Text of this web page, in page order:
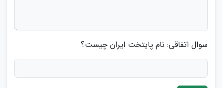
سوال اتفاقی: نام پایتخت ایران چیست؟